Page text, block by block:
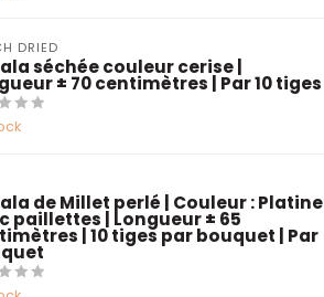
DRIED
séchée couleur cerise |
± 70 centimètres | Par 10 tiges
de Millet perlé | Couleur : Platine
paillettes | Longueur ± 65
| 10 tiges par bouquet | Par